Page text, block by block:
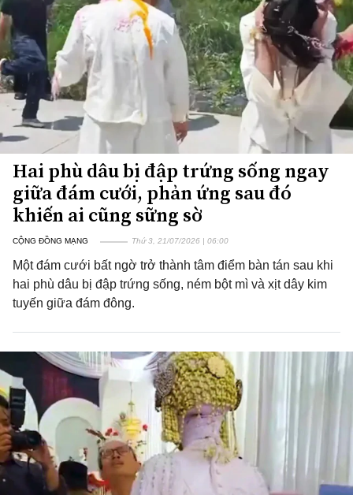
Hai phù dâu bị đập trứng sống ngay
giữa đám cưới, phản ứng sau đó
khiến ai cũng sững sờ
CỘNG ĐỒNG MẠNG Thứ 3, 21/07/2026 | 06:00
Một đám cưới bất ngờ trở thành tâm điểm bàn tán sau khi
hai phù dâu bị đập trứng sống, ném bột mì và xịt dây kim
tuyến giữa đám đông.